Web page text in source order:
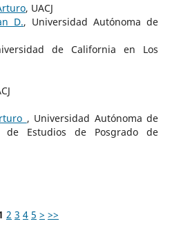
, UACJ
D., Universidad Autónoma de
de California en Los
, Universidad Autónoma de
Estudios de Posgrado de
2 3 4 5 > >>